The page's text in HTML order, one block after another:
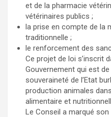
et de la pharmacie
vétérinaires publics ;
la prise en compte de la
traditionnelle ;
le renforcement des
Ce projet de loi s’inscrit
Gouvernement qui est
souveraineté de l’Etat
production animales
alimentaire et
Le Conseil a marqué